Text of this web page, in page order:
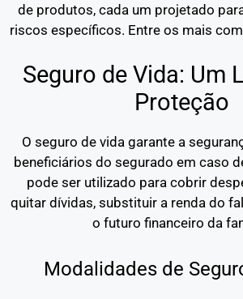
de produtos, cada um projetado
riscos específicos. Entre os mais
Seguro de Vida: Um
Proteção
O seguro de vida garante a
beneficiários do segurado em caso
pode ser utilizado para cobrir
quitar dívidas, substituir a renda do
o futuro financeiro da
Modalidades de